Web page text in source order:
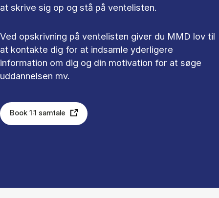
at skrive sig op og stå på ventelisten.
Ved opskrivning på ventelisten giver du MMD lov til
at kontakte dig for at indsamle yderligere
information om dig og din motivation for at søge
uddannelsen mv.
Book 1:1 samtale